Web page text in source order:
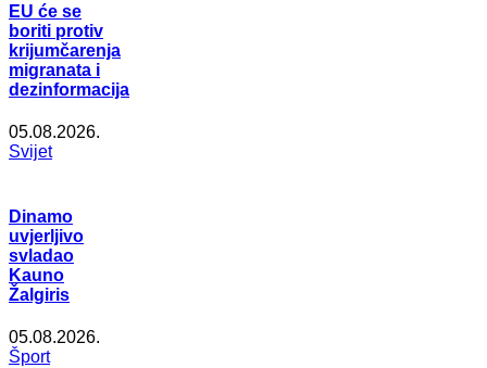
EU će se
boriti protiv
krijumčarenja
migranata i
dezinformacija
05.08.2026.
Svijet
Dinamo
uvjerljivo
svladao
Kauno
Žalgiris
05.08.2026.
Šport